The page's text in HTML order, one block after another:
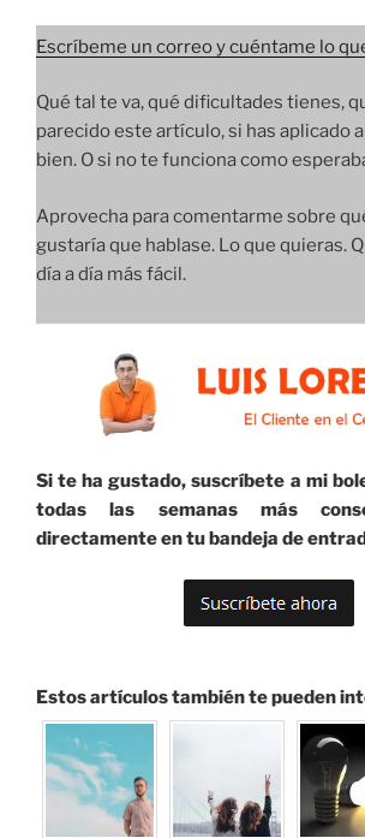
Escríbeme un correo y cuéntame lo
Qué tal te va, qué dificultades tienes,
parecido este artículo, si has aplicado
bien. O si no te funciona como
Aprovecha para comentarme sobre
gustaría que hablase. Lo que quieras.
día a día más fácil.
Si te ha gustado, suscríbete a mi
todas las semanas más
directamente en tu bandeja de
Estos artículos también te pueden